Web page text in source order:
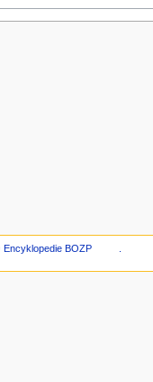
Encyklopedie BOZP